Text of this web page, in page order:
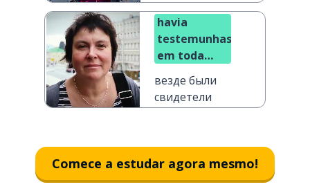
нет алиби
havia
testemunhas
em toda
везде были
свидетели
Comece a estudar agora mesmo!